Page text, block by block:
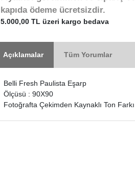
kapıda ödeme ücretsizdir.
5.000,00 TL üzeri kargo bedava
Açıklamalar Tüm Yorumlar
Belli Fresh Paulista Eşarp
Ölçüsü : 90X90
Fotoğrafta Çekimden Kaynaklı Ton